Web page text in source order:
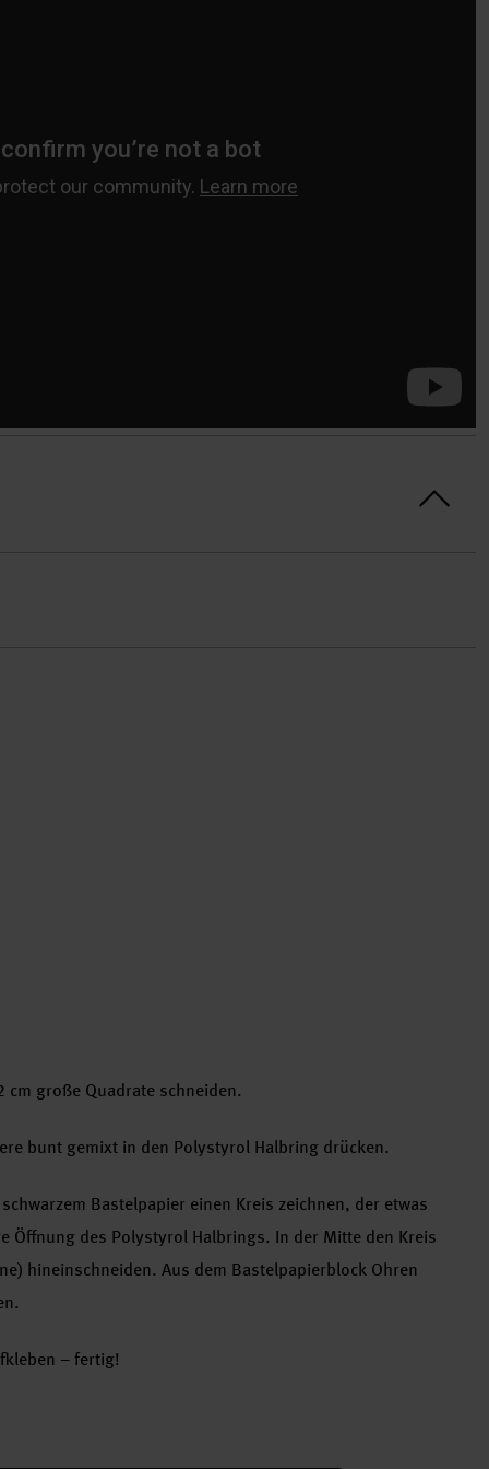
cm große Quadrate schneiden.
bunt gemixt in den Polystyrol Halbring drücken.
Bastelpapier einen Kreis zeichnen, der etwas
Öffnung des Polystyrol Halbrings. In der Mitte den Kreis
hineinschneiden. Aus dem Bastelpapierblock Ohren
– fertig!